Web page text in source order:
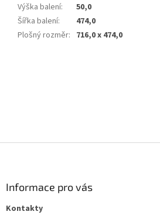
Výška balení:
50,0
Šířka balení:
474,0
Plošný rozměr: 716,0 x 474,0
Informace pro vás
Kontakty